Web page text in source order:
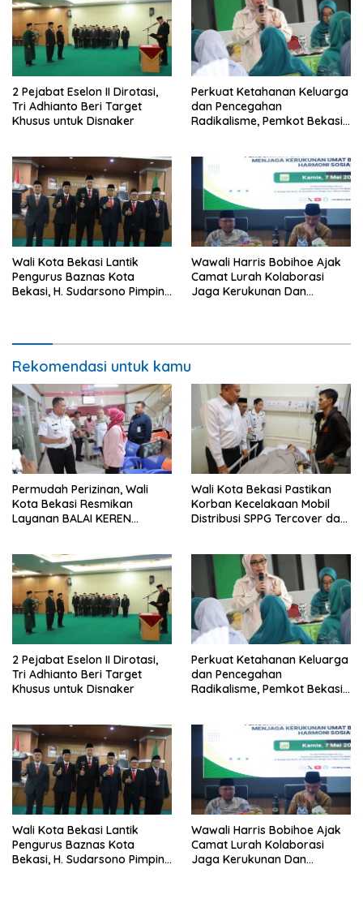
2 Pejabat Eselon II Dirotasi,
Tri Adhianto Beri Target
Khusus untuk Disnaker
Perkuat Ketahanan Keluarga
dan Pencegahan
Radikalisme, Pemkot Bekasi
Wali Kota Bekasi Lantik
Pengurus Baznas Kota
Bekasi, H. Sudarsono Pimpin
Wawali Harris Bobihoe Ajak
Camat Lurah Kolaborasi
Jaga Kerukunan Dan
Rekomendasi untuk kamu
Permudah Perizinan, Wali
Kota Bekasi Resmikan
Layanan BALAI KEREN
Wali Kota Bekasi Pastikan
Korban Kecelakaan Mobil
Distribusi SPPG Tercover dan
2 Pejabat Eselon II Dirotasi,
Tri Adhianto Beri Target
Khusus untuk Disnaker
Perkuat Ketahanan Keluarga
dan Pencegahan
Radikalisme, Pemkot Bekasi
Wali Kota Bekasi Lantik
Pengurus Baznas Kota
Bekasi, H. Sudarsono Pimpin
Wawali Harris Bobihoe Ajak
Camat Lurah Kolaborasi
Jaga Kerukunan Dan